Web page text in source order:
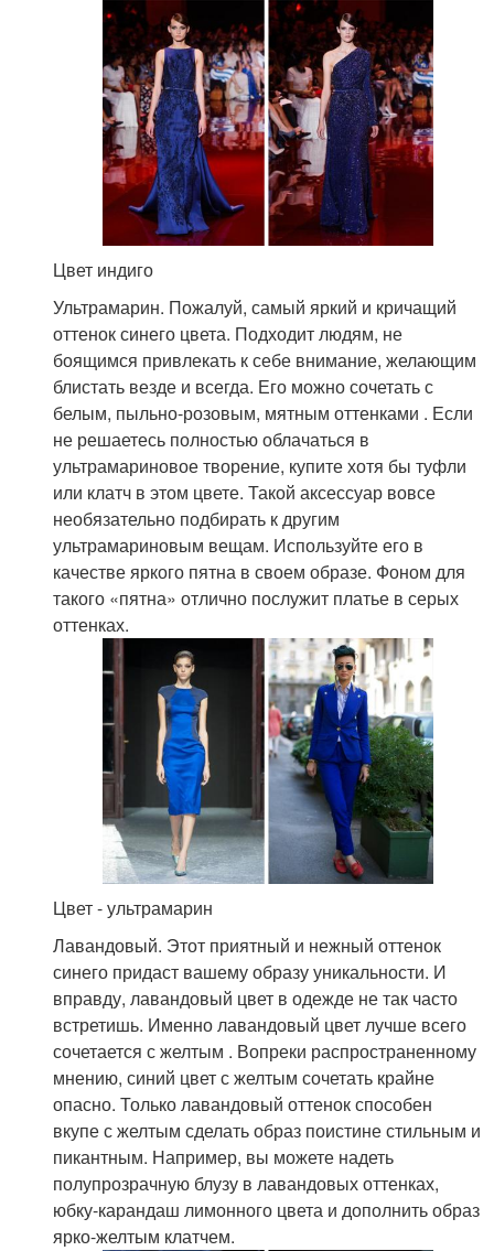
Цвет индиго
Ультрамарин. Пожалуй, самый яркий и кричащий
оттенок синего цвета. Подходит людям, не
боящимся привлекать к себе внимание, желающим
блистать везде и всегда. Его можно сочетать с
белым, пыльно-розовым, мятным оттенками . Если
не решаетесь полностью облачаться в
ультрамариновое творение, купите хотя бы туфли
или клатч в этом цвете. Такой аксессуар вовсе
необязательно подбирать к другим
ультрамариновым вещам. Используйте его в
качестве яркого пятна в своем образе. Фоном для
такого «пятна» отлично послужит платье в серых
оттенках.
Цвет - ультрамарин
Лавандовый. Этот приятный и нежный оттенок
синего придаст вашему образу уникальности. И
вправду, лавандовый цвет в одежде не так часто
встретишь. Именно лавандовый цвет лучше всего
сочетается с желтым . Вопреки распространенному
мнению, синий цвет с желтым сочетать крайне
опасно. Только лавандовый оттенок способен
вкупе с желтым сделать образ поистине стильным и
пикантным. Например, вы можете надеть
полупрозрачную блузу в лавандовых оттенках,
юбку-карандаш лимонного цвета и дополнить образ
ярко-желтым клатчем.